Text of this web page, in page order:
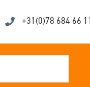
+31(0)78 684 66 11